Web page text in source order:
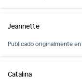
Jeannette
Publicado originalmente en
Catalina